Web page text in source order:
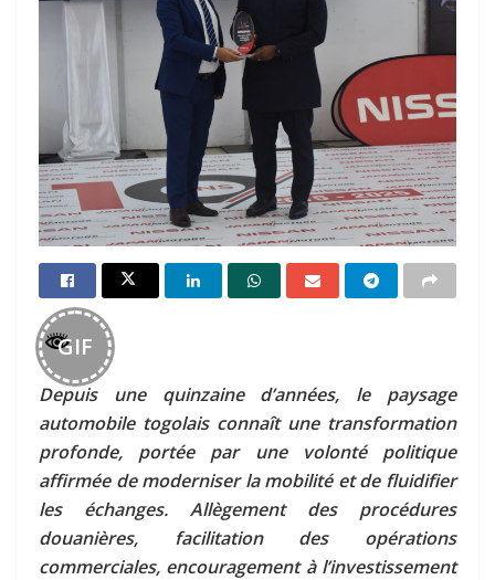
GIF
Depuis une quinzaine d’années, le paysage
automobile togolais connaît une transformation
profonde, portée par une volonté politique
affirmée de moderniser la mobilité et de fluidifier
les échanges. Allègement des procédures
douanières, facilitation des opérations
commerciales, encouragement à l’investissement